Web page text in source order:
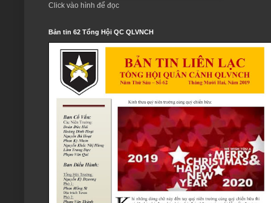
Click vào hình để đọc
Bản tin 62 Tổng Hội QC QLVNCH